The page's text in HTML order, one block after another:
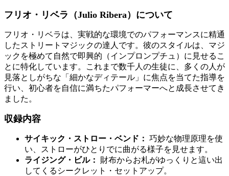
フリオ・リベラ（Julio Ribera）について
フリオ・リベラは、実戦的な環境でのパフォーマンスに精通
したストリートマジックの達人です。彼のスタイルは、マジ
ックを極めて自然で即興的（インプロンプチュ）に見せるこ
とに特化しています。これまで数千人の生徒に、多くの人が
見落としがちな「細かなディテール」に焦点を当てた指導を
行い、初心者を自信に満ちたパフォーマーへと成長させてき
ました。
収録内容
サイキック・ストロー・ベンド： 巧妙な物理原理を使
い、ストローがひとりでに曲がる様子を見せます。
ライジング・ビル：
財布からお札がゆっくりと這い出
してくるシークレット・セットアップ。